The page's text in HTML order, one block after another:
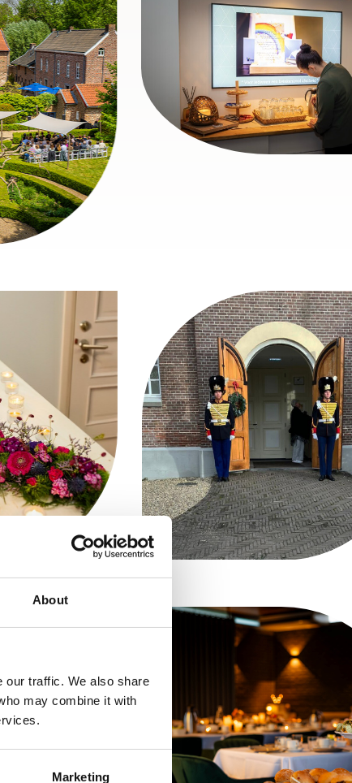
About
our traffic. We also share
may combine it with
Marketing